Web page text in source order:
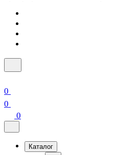
0
0
0
Каталог